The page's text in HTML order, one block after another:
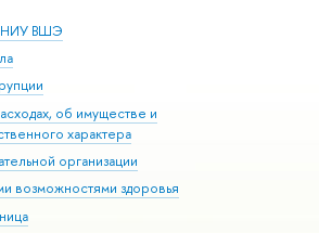
НИУ ВШЭ
об имуществе и
характера
организации
возможностями здоровья